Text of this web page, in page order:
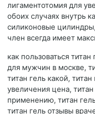
лигаментотомия для
обоих случаях внутрь
силиконовые
член всегда имеет
как пользоваться
для мужчин в москве,
титан гель какой,
увеличения цена,
применению, титан
титан гель отзывы